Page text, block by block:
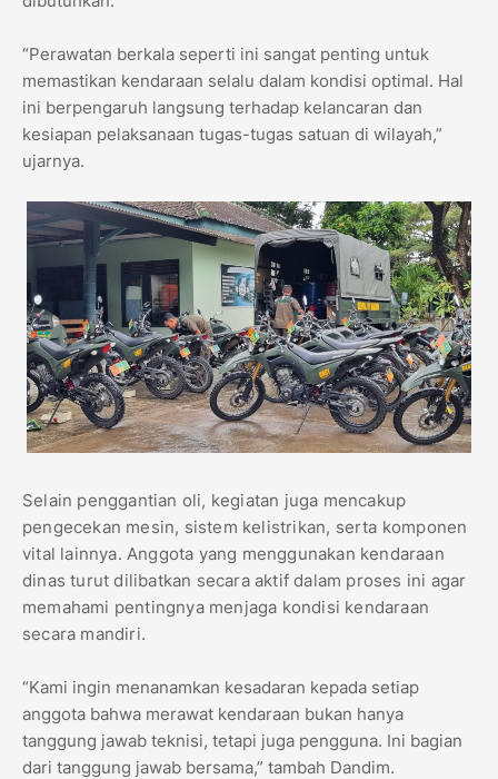
“Perawatan berkala seperti ini sangat penting untuk
memastikan kendaraan selalu dalam kondisi optimal. Hal
ini berpengaruh langsung terhadap kelancaran dan
kesiapan pelaksanaan tugas-tugas satuan di wilayah,”
ujarnya.
Selain penggantian oli, kegiatan juga mencakup
pengecekan mesin, sistem kelistrikan, serta komponen
vital lainnya. Anggota yang menggunakan kendaraan
dinas turut dilibatkan secara aktif dalam proses ini agar
memahami pentingnya menjaga kondisi kendaraan
secara mandiri.
“Kami ingin menanamkan kesadaran kepada setiap
anggota bahwa merawat kendaraan bukan hanya
tanggung jawab teknisi, tetapi juga pengguna. Ini bagian
dari tanggung jawab bersama,” tambah Dandim.